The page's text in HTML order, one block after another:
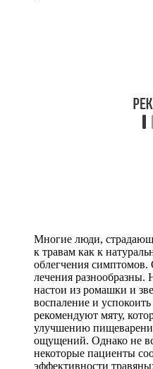
Многие люди,
к травам как к
облегчения
лечения разнообразны.
настои из ромашки и
воспаление и
рекомендуют мяту,
улучшению
ощущений. Однако не
некоторые пациенты
эффективности